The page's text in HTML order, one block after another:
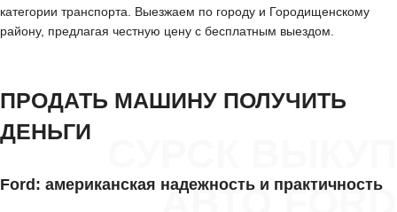
категории транспорта. Выезжаем по городу и Городищенскому
району, предлагая честную цену с бесплатным выездом.
АВТО FORD
ПРОДАТЬ МАШИНУ ПОЛУЧИТЬ
ДЕНЬГИ
Ford: американская надежность и практичность